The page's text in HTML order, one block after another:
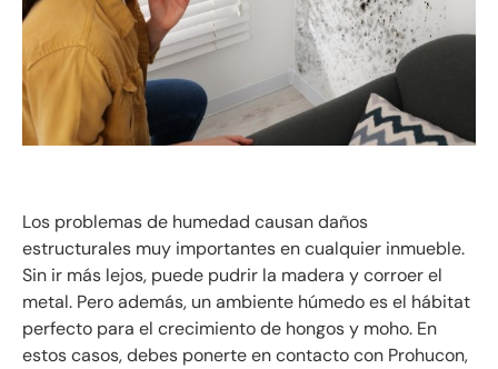
Los problemas de humedad causan daños
estructurales muy importantes en cualquier inmueble.
Sin ir más lejos, puede pudrir la madera y corroer el
metal. Pero además, un ambiente húmedo es el hábitat
perfecto para el crecimiento de hongos y moho. En
estos casos, debes ponerte en contacto con Prohucon,